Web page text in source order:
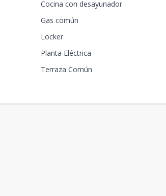
Cocina con desayunador
Gas común
Locker
Planta Eléctrica
Terraza Común